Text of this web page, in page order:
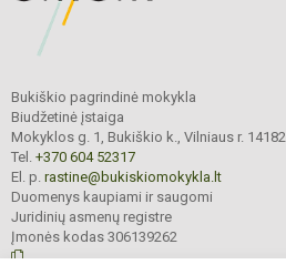
Bukiškio pagrindinė mokykla
Biudžetinė įstaiga
Mokyklos g. 1, Bukiškio k., Vilniaus r. 14182
Tel. +370 604 52317
El. p. rastine@bukiskiomokykla.lt
Duomenys kaupiami ir saugomi
Juridinių asmenų registre
Įmonės kodas 306139262